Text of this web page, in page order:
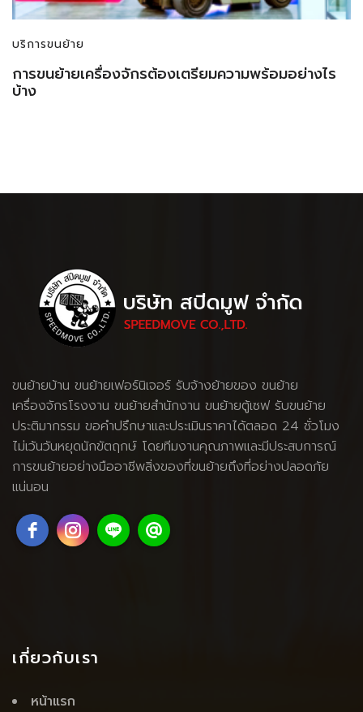
บริการขนย้าย
การขนย้ายเครื่องจักรต้องเตรียมความพร้อมอย่างไร
บ้าง
ขนย้ายบ้าน ขนย้ายเฟอร์นิเจอร์ รับจ้างย้ายของ ขนย้าย
เครื่องจักรโรงงาน ขนย้ายสำนักงาน ขนย้ายตู้เซฟ รับขนย้าย
ประติมากรรม ขอคำปรึกษาและประเมินราคาได้ตลอด 24 ชั่วโมง
ไม่เว้นวันหยุดนักขัตฤกษ์ โดยทีมงานคุณภาพและมีประสบการณ์
การขนย้ายอย่างมืออาชีพสิ่งของที่ขนย้ายถึงที่อย่างปลอดภัย
แน่นอน
เกี่ยวกับเรา
หน้าแรก